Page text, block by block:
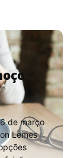
de março
Lemes